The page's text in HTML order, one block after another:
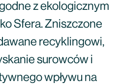
z ekologicznym
Sfera. Zniszczone
recyklingowi,
surowców i
wpływu na